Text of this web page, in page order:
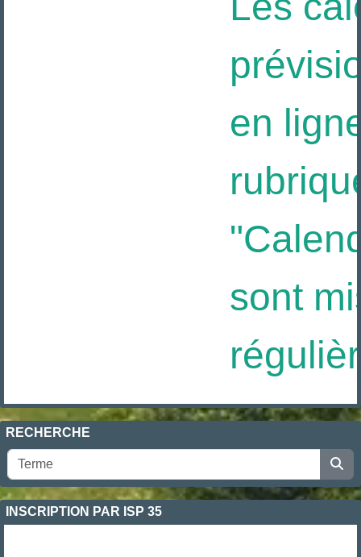
en
sont
RECHERCHE
INSCRIPTION PAR ISP 35